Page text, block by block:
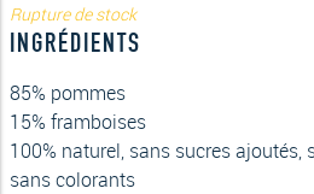
Rupture de stock
INGRÉDIENTS
85% pommes
15% framboises
100% naturel, sans sucres ajoutés,
sans colorants